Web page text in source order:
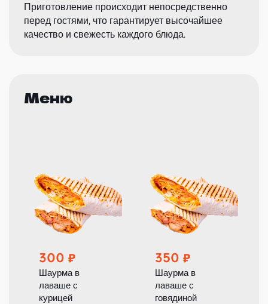
Приготовление происходит непосредственно
перед гостями, что гарантирует высочайшее
качество и свежесть каждого блюда.
Меню
300
Шаурма в
лаваше с
курицей
350
Шаурма в
лаваше с
говядиной